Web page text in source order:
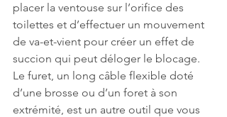
placer la ventouse sur l’orifice des
toilettes et d’effectuer un mouvement
de va-et-vient pour créer un effet de
succion qui peut déloger le blocage.
Le furet, un long câble flexible doté
d’une brosse ou d’un foret à son
extrémité, est un autre outil que vous